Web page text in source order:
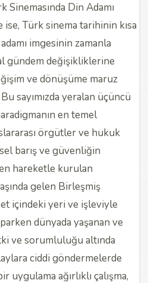
Sinemasında Din Adamı
Türk sinema tarihinin kısa
imgesinin zamanla
gündem değişikliklerine
ve dönüşüme maruz
sayımızda yeralan üçüncü
en temel
örgütler ve hukuk
barış ve güvenliğin
hareketle kurulan
gelen Birleşmiş
içindeki yeri ve işleviyle
dünyada yaşanan ve
ve sorumluluğu altında
ciddi göndermelerde
uygulama ağırlıklı çalışma,